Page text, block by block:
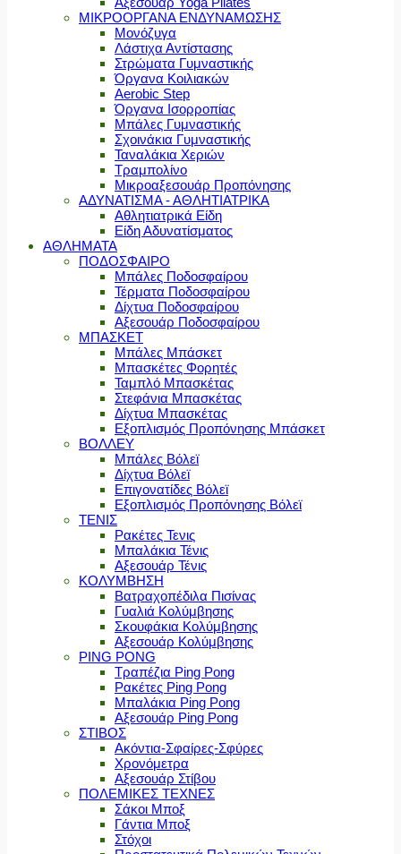
ΜΙΚΡΟΟΡΓΑΝΑ ΕΝΔΥΝΑΜΩΣΗΣ
Μονόζυγα
Λάστιχα Αντίστασης
Στρώματα Γυμναστικής
Όργανα Κοιλιακών
Aerobic Step
Όργανα Ισορροπίας
Μπάλες Γυμναστικής
Σχοινάκια Γυμναστικής
Ταναλάκια Χεριών
Τραμπολίνο
Μικροαξεσουάρ Προπόνησης
ΑΔΥΝΑΤΙΣΜΑ - ΑΘΛΗΤΙΑΤΡΙΚΑ
Αθλητιατρικά Είδη
Είδη Αδυνατίσματος
ΑΘΛΗΜΑΤΑ
ΠΟΔΟΣΦΑΙΡΟ
Μπάλες Ποδοσφαίρου
Τέρματα Ποδοσφαίρου
Δίχτυα Ποδοσφαίρου
Αξεσουάρ Ποδοσφαίρου
ΜΠΑΣΚΕΤ
Μπάλες Μπάσκετ
Μπασκέτες Φορητές
Ταμπλό Μπασκέτας
Στεφάνια Μπασκέτας
Δίχτυα Μπασκέτας
Εξοπλισμός Προπόνησης Μπάσκετ
ΒΟΛΛΕΥ
Μπάλες Βόλεϊ
Δίχτυα Βόλεϊ
Επιγονατίδες Βόλεϊ
Εξοπλισμός Προπόνησης Βόλεϊ
ΤΕΝΙΣ
Ρακέτες Τενις
Μπαλάκια Τένις
Αξεσουάρ Τένις
ΚΟΛΥΜΒΗΣΗ
Βατραχοπέδιλα Πισίνας
Γυαλιά Κολύμβησης
Σκουφάκια Κολύμβησης
Αξεσουάρ Κολύμβησης
PING PONG
Τραπέζια Ping Pong
Ρακέτες Ping Pong
Μπαλάκια Ping Pong
Αξεσουάρ Ping Pong
ΣΤΙΒΟΣ
Ακόντια-Σφαίρες-Σφύρες
Χρονόμετρα
Αξεσουάρ Στίβου
ΠΟΛΕΜΙΚΕΣ ΤΕΧΝΕΣ
Σάκοι Μποξ
Γάντια Μποξ
Στόχοι